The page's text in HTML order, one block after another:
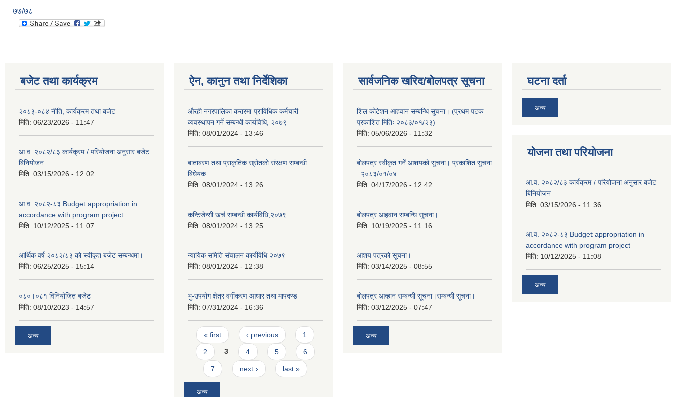
७७/७८
बजेट तथा कार्यक्रम
२०८३-०८४ नीति, कार्यक्रम तथा बजेट
मिति: 06/23/2026 - 11:47
आ.व. २०८२/८३ कार्यक्रम / परियोजना अनुसार बजेट
बिनियोजन
मिति: 03/15/2026 - 12:02
आ.व. २०८२-८३ Budget appropriation in
accordance with program project
मिति: 10/12/2025 - 11:07
आर्थिक वर्ष २०८२/८३ को स्वीकृत बजेट सम्बन्धमा।
मिति: 06/25/2025 - 15:14
०८०।०८१ विनियोजित बजेट
मिति: 08/10/2023 - 14:57
अन्य
ऐन, कानुन तथा निर्देशिका
औरही नगरपालिका करारमा प्राविधिक कर्मचारी
व्यवस्थापन गर्ने सम्बन्धी कार्यविधि, २०७९
मिति: 08/01/2024 - 13:46
बाताबरण तथा प्राकृतिक स्रोतको संरक्षण सम्बन्धी
बिधेयक
मिति: 08/01/2024 - 13:26
कन्टिजेन्सी खर्च सम्बन्धी कार्यविधि,२०७९
मिति: 08/01/2024 - 13:25
न्यायिक समिति संचालन कार्यविधि २०७९
मिति: 08/01/2024 - 12:38
भु-उपयोग क्षेत्र वर्गीकरण आधार तथा मापदण्ड
मिति: 07/31/2024 - 16:36
Pages
« first ‹ previous 1
2 3 4 5 6
7 next › last »
अन्य
सार्वजनिक खरिद/बोलपत्र सूचना
शिल कोटेशन आहवान सम्बन्धि सुचना। (प्रथम पटक
प्रकाशित मितिः २०८३/०१/२३)
मिति: 05/06/2026 - 11:32
बोलपत्र स्वीकृत गर्ने आशयको सुचना। प्रकाशित सुचना
: २०८३/०१/०४
मिति: 04/17/2026 - 12:42
बोलपत्र आहवान सम्बन्धि सूचना।
मिति: 10/19/2025 - 11:16
आशय पत्रको सूचना।
मिति: 03/14/2025 - 08:55
बोलपत्र आव्हान सम्बन्धी सूचना।सम्बन्धी सूचना।
मिति: 03/12/2025 - 07:47
अन्य
घटना दर्ता
अन्य
योजना तथा परियोजना
आ.व. २०८२/८३ कार्यक्रम / परियोजना अनुसार बजेट
बिनियोजन
मिति: 03/15/2026 - 11:36
आ.व. २०८२-८३ Budget appropriation in
accordance with program project
मिति: 10/12/2025 - 11:08
अन्य